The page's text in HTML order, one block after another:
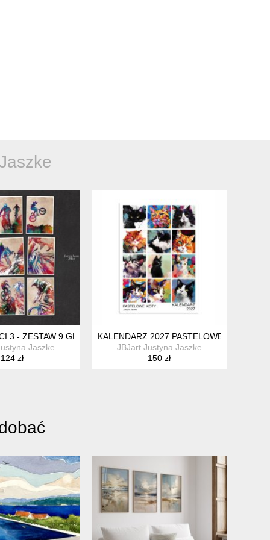
3 - ZESTAW 9 GRAFIK 15X21 CM
Jaszke
124 zł
KALENDARZ 2027 PASTELOWE KOTY
JBJart Justyna Jaszke
150 zł